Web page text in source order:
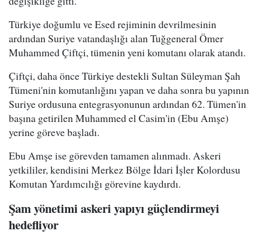
Türkiye doğumlu ve Esed rejiminin devrilmesinin
ardından Suriye vatandaşlığı alan Tuğgeneral Ömer
Muhammed Çiftçi, tümenin yeni komutanı olarak atandı.
Çiftçi, daha önce Türkiye destekli Sultan Süleyman Şah
Tümeni'nin komutanlığını yapan ve daha sonra bu yapının
Suriye ordusuna entegrasyonunun ardından 62. Tümen'in
başına getirilen Muhammed el Casim'in (Ebu Amşe)
yerine göreve başladı.
Ebu Amşe ise görevden tamamen alınmadı. Askeri
yetkililer, kendisini Merkez Bölge İdari İşler Kolordusu
Komutan Yardımcılığı görevine kaydırdı.
Şam yönetimi askeri yapıyı güçlendirmeyi
hedefliyor